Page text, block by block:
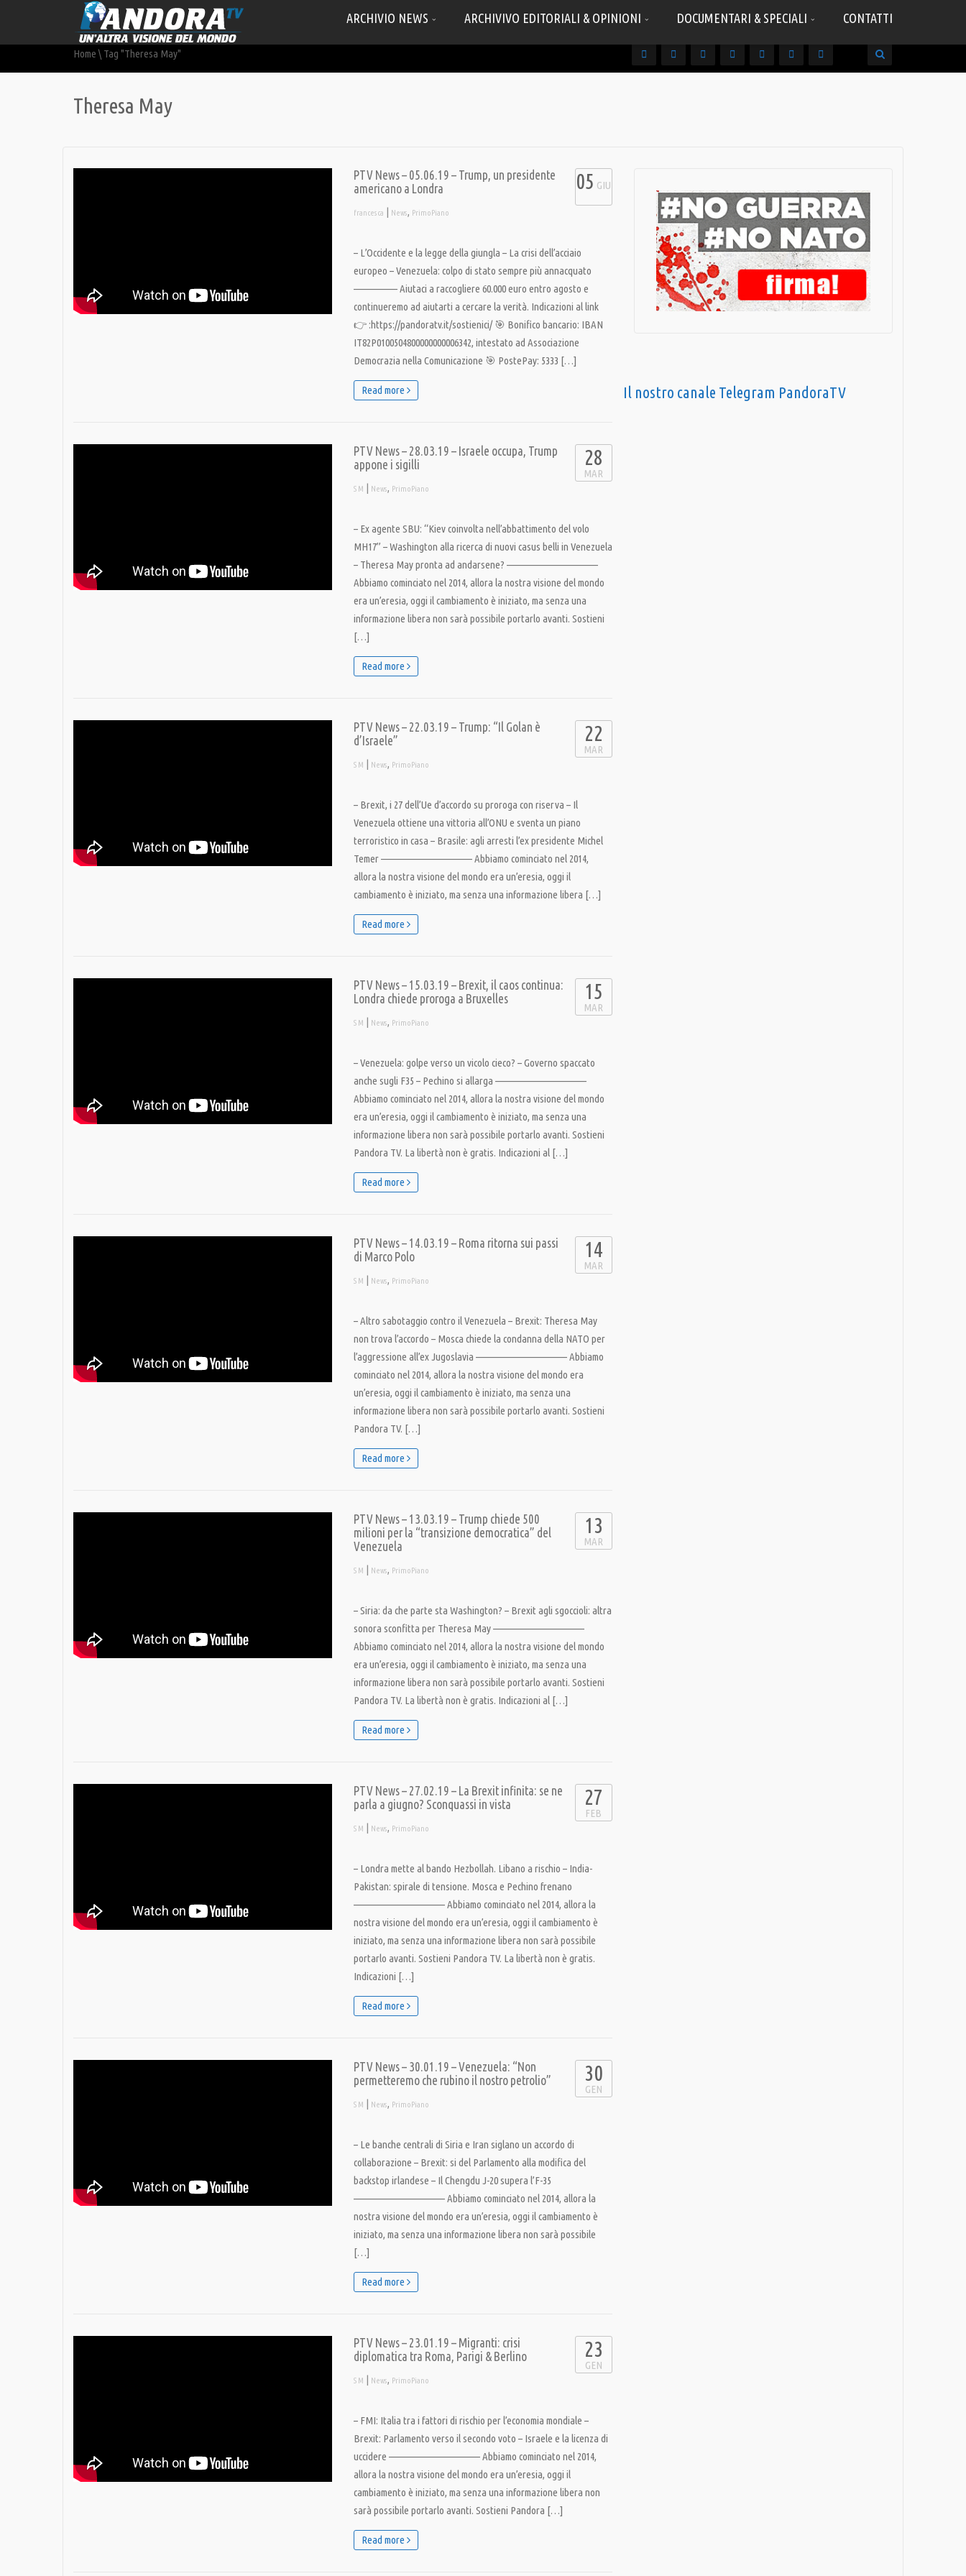
ARCHIVIO NEWS ARCHIVIVO EDITORIALI & OPINIONI DOCUMENTARI & SPECIALI CONTATTI
Home \ Tag "Theresa May"
Theresa May
PTV News – 05.06.19 – Trump, un presidente
americano a Londra
francesca | News, PrimoPiano
05 GIU
– L’Occidente e la legge della giungla – La crisi dell’acciaio
europeo – Venezuela: colpo di stato sempre più annacquato
—————– Aiutaci a raccogliere 60.000 euro entro agosto e
continueremo ad aiutarti a cercare la verità. Indicazioni al link
👉 :https://pandoratv.it/sostienici/ 🎯 Bonifico bancario: IBAN
IT82P0100504800000000006342, intestato ad Associazione
Democrazia nella Comunicazione 🎯 PostePay: 5333 […]
Read more
PTV News – 28.03.19 – Israele occupa, Trump
appone i sigilli
S M | News, PrimoPiano
28
MAR
– Ex agente SBU: “Kiev coinvolta nell’abbattimento del volo
MH17” – Washington alla ricerca di nuovi casus belli in Venezuela
– Theresa May pronta ad andarsene? ———————————–
Abbiamo cominciato nel 2014, allora la nostra visione del mondo
era un’eresia, oggi il cambiamento è iniziato, ma senza una
informazione libera non sarà possibile portarlo avanti. Sostieni
[…]
Read more
PTV News – 22.03.19 – Trump: “Il Golan è
d’Israele”
S M | News, PrimoPiano
22
MAR
– Brexit, i 27 dell’Ue d’accordo su proroga con riserva – Il
Venezuela ottiene una vittoria all’ONU e sventa un piano
terroristico in casa – Brasile: agli arresti l’ex presidente Michel
Temer ———————————– Abbiamo cominciato nel 2014,
allora la nostra visione del mondo era un’eresia, oggi il
cambiamento è iniziato, ma senza una informazione libera […]
Read more
PTV News – 15.03.19 – Brexit, il caos continua:
Londra chiede proroga a Bruxelles
S M | News, PrimoPiano
15
MAR
– Venezuela: golpe verso un vicolo cieco? – Governo spaccato
anche sugli F35 – Pechino si allarga ———————————–
Abbiamo cominciato nel 2014, allora la nostra visione del mondo
era un’eresia, oggi il cambiamento è iniziato, ma senza una
informazione libera non sarà possibile portarlo avanti. Sostieni
Pandora TV. La libertà non è gratis. Indicazioni al […]
Read more
PTV News – 14.03.19 – Roma ritorna sui passi
di Marco Polo
S M | News, PrimoPiano
14
MAR
– Altro sabotaggio contro il Venezuela – Brexit: Theresa May
non trova l’accordo – Mosca chiede la condanna della NATO per
l’aggressione all’ex Jugoslavia ———————————– Abbiamo
cominciato nel 2014, allora la nostra visione del mondo era
un’eresia, oggi il cambiamento è iniziato, ma senza una
informazione libera non sarà possibile portarlo avanti. Sostieni
Pandora TV. […]
Read more
PTV News – 13.03.19 – Trump chiede 500
milioni per la “transizione democratica” del
Venezuela
S M | News, PrimoPiano
13
MAR
– Siria: da che parte sta Washington? – Brexit agli sgoccioli: altra
sonora sconfitta per Theresa May ———————————–
Abbiamo cominciato nel 2014, allora la nostra visione del mondo
era un’eresia, oggi il cambiamento è iniziato, ma senza una
informazione libera non sarà possibile portarlo avanti. Sostieni
Pandora TV. La libertà non è gratis. Indicazioni al […]
Read more
PTV News – 27.02.19 – La Brexit infinita: se ne
parla a giugno? Sconquassi in vista
S M | News, PrimoPiano
27
FEB
– Londra mette al bando Hezbollah. Libano a rischio – India-
Pakistan: spirale di tensione. Mosca e Pechino frenano
———————————– Abbiamo cominciato nel 2014, allora la
nostra visione del mondo era un’eresia, oggi il cambiamento è
iniziato, ma senza una informazione libera non sarà possibile
portarlo avanti. Sostieni Pandora TV. La libertà non è gratis.
Indicazioni […]
Read more
PTV News – 30.01.19 – Venezuela: “Non
permetteremo che rubino il nostro petrolio”
S M | News, PrimoPiano
30
GEN
– Le banche centrali di Siria e Iran siglano un accordo di
collaborazione – Brexit: si del Parlamento alla modifica del
backstop irlandese – Il Chengdu J-20 supera l’F-35
———————————– Abbiamo cominciato nel 2014, allora la
nostra visione del mondo era un’eresia, oggi il cambiamento è
iniziato, ma senza una informazione libera non sarà possibile
[…]
Read more
PTV News – 23.01.19 – Migranti: crisi
diplomatica tra Roma, Parigi & Berlino
S M | News, PrimoPiano
23
GEN
– FMI: Italia tra i fattori di rischio per l’economia mondiale –
Brexit: Parlamento verso il secondo voto – Israele e la licenza di
uccidere ———————————– Abbiamo cominciato nel 2014,
allora la nostra visione del mondo era un’eresia, oggi il
cambiamento è iniziato, ma senza una informazione libera non
sarà possibile portarlo avanti. Sostieni Pandora […]
Read more
Il nostro canale Telegram PandoraTV